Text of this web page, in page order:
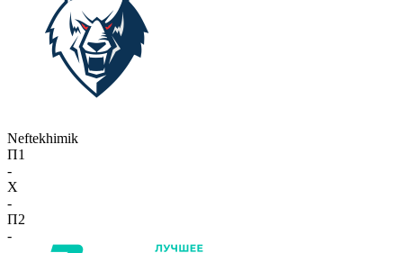
Neftekhimik
П1
-
X
-
П2
-